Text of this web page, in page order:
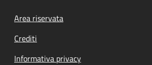
Footer menu
Area riservata
Crediti
Informativa privacy